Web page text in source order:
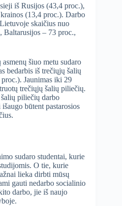
iš Rusijos (43,4 proc.),
(13,4 proc.). Darbo
skaičius nuo
Baltarusijos – 73 proc.,
šiuo metu sudaro
bedarbis iš trečiųjų šalių
Jaunimas iki 29
trečiųjų šalių piliečių.
piliečių darbo
būtent pastarosios
sudaro studentai, kurie
O tie, kurie
lieka dirbti mūsų
gauti nedarbo socialinio
darbo, jie iš naujo